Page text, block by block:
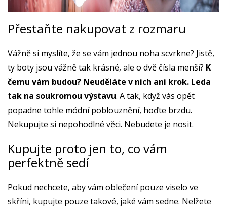
Přestaňte nakupovat z rozmaru
Vážně si myslíte, že se vám jednou noha scvrkne? Jistě,
ty boty jsou vážně tak krásné, ale o dvě čísla menší? K
čemu vám budou? Neuděláte v nich ani krok. Leda
tak na soukromou výstavu. A tak, když vás opět
popadne tohle módní poblouznění, hoďte brzdu.
Nekupujte si nepohodlné věci. Nebudete je nosit.
Kupujte proto jen to, co vám
perfektně sedí
Pokud nechcete, aby vám oblečení pouze viselo ve
skříni, kupujte pouze takové, jaké vám sedne. Nelžete